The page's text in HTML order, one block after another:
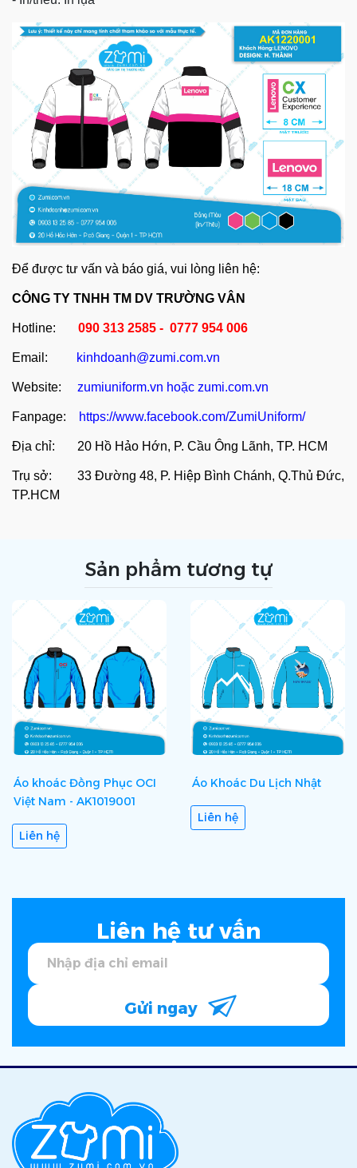
Để được tư vấn và báo giá, vui lòng liên hệ:
CÔNG TY TNHH TM DV TRƯỜNG VÂN
Hotline: 090 313 2585 - 0777 954 006
Email: kinhdoanh@zumi.com.vn
Website: zumiuniform.vn hoặc zumi.com.vn
Fanpage: https://www.facebook.com/ZumiUniform/
Địa chỉ: 20 Hồ Hảo Hớn, P. Cầu Ông Lãnh, TP. HCM
Trụ sở: 33 Đường 48, P. Hiệp Bình Chánh, Q.Thủ Đức,
TP.HCM
Sản phẩm tương tự
Áo khoác Đồng Phục OCI
Việt Nam - AK1019001
Liên hệ
Áo Khoác Du Lịch Nhật
Liên hệ
Liên hệ tư vấn
Gửi ngay